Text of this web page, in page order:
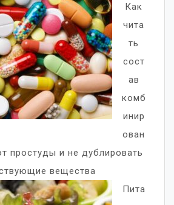
Как
чита
ть
сост
ав
комб
инир
ован
простуды и не дублировать
вещества
Пита